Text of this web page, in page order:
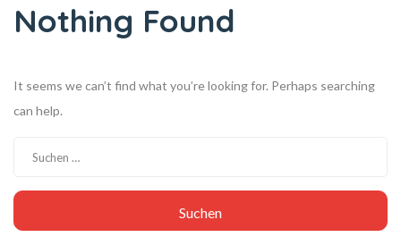
Nothing Found
It seems we can’t find what you’re looking for. Perhaps searching
can help.